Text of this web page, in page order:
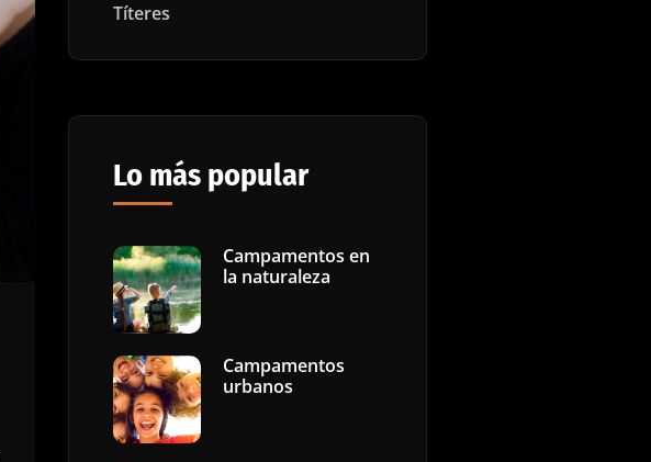
Títeres
Lo más popular
Campamentos en
la naturaleza
Campamentos
urbanos